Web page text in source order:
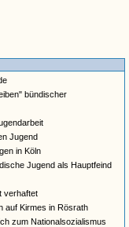
bündischer
Jugend
in Köln
Jugend als Hauptfeind
verhaftet
auf Kirmes in Rösrath
zum Nationalsozialismus